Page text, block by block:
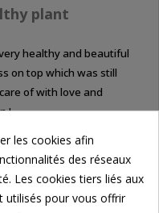
plant
healthy and beautiful
on top which was still
of with love and
!
 0 - 0
les cookies afin
des réseaux
Les cookies tiers liés aux
utilisés pour vous offrir